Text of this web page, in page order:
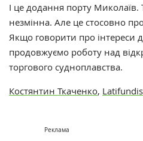
І це додання порту
незмінна. Але це стосовно
Якщо говорити про інтереси
продовжуємо роботу над
торгового судноплавства.
Костянтин Ткаченко,
Реклама